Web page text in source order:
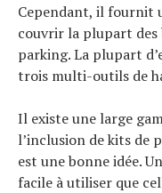
Cependant, il fournit
couvrir la plupart des
parking. La plupart
trois multi-outils de
Il existe une large
l’inclusion de kits de
est une bonne idée.
facile à utiliser que